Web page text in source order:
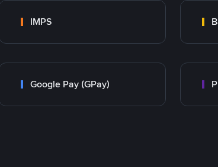
IMPS
Google Pay (GPay)